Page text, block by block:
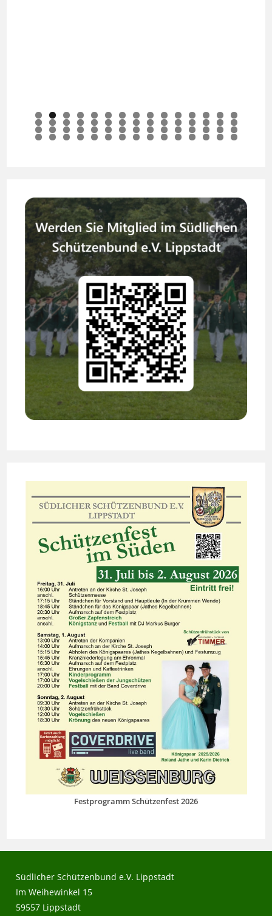
0 1 2 3 4 5
6 7 8 9 0 1 2 3 4 5 6 7 8 9 0
1 2 3 4 5 6 7 8 9 0 1 2 3 4 5
6 7 8 9 0 1 2 3 4 5 6 7 8 9 0
Festprogramm Schützenfest 2026
Südlicher Schützenbund e.V. Lippstadt
Im Weihewinkel 15
59557 Lippstadt